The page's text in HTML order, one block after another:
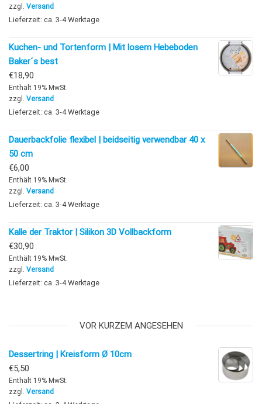
zzgl. Versand
Lieferzeit: ca. 3-4 Werktage
Kuchen- und Tortenform | Mit losem Hebeboden
Baker´s best
€18,90
Enthält 19% MwSt.
zzgl. Versand
Lieferzeit: ca. 3-4 Werktage
Dauerbackfolie flexibel | beidseitig verwendbar 40 x
50 cm
€6,00
Enthält 19% MwSt.
zzgl. Versand
Lieferzeit: ca. 3-4 Werktage
Kalle der Traktor | Silikon 3D Vollbackform
€30,90
Enthält 19% MwSt.
zzgl. Versand
Lieferzeit: ca. 3-4 Werktage
VOR KURZEM ANGESEHEN
Dessertring | Kreisform Ø 10cm
€5,50
Enthält 19% MwSt.
zzgl. Versand